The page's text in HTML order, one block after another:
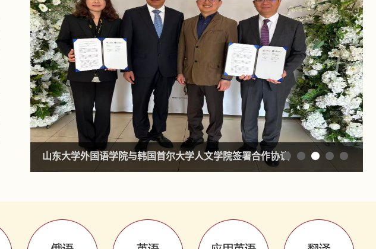
山东大学外国语学院与韩国首尔大学人文学院签署合作协议